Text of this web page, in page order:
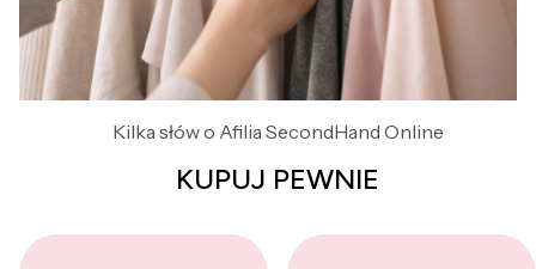
Kilka słów o Afilia SecondHand Online
KUPUJ PEWNIE